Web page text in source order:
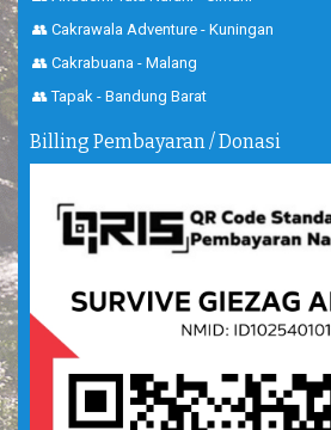
👥 Cakrawala Adventure - Kuningan
👥 Cakrabuana - Malang
👥 Tapak - Bandung Barat
Billing Pembayaran / Donasi